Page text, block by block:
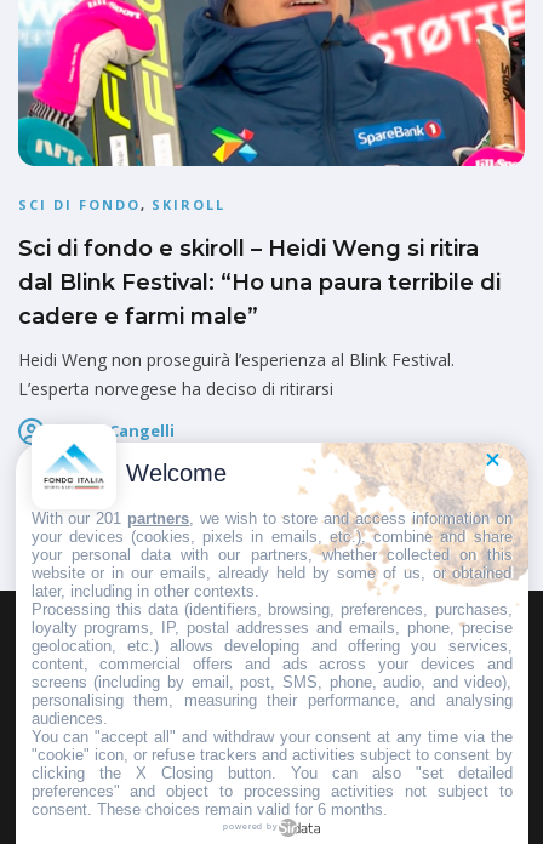
SCI DI FONDO, SKIROLL
Sci di fondo e skiroll – Heidi Weng si ritira
dal Blink Festival: “Ho una paura terribile di
cadere e farmi male”
Heidi Weng non proseguirà l’esperienza al Blink Festival.
L’esperta norvegese ha deciso di ritirarsi
Marco Cangelli
Pubblicato il
HOMEPAGEREDAZIONEINVIA UN COMUNICATO STAMPA
PUBBLICITÀSCRIVI AL DIRETTORE
Copyright © 2016 - 2025 ASD Fondo Italia - Partita Iva: IT 03855110049
Welcome
With our 201 partners , we wish to store and access information on
your devices (cookies, pixels in emails, etc.), combine and share
your personal data with our partners, whether collected on this
website or in our emails, already held by some of us, or obtained
later, including in other contexts.
Processing this data (identifiers, browsing, preferences, purchases,
loyalty programs, IP, postal addresses and emails, phone, precise
geolocation, etc.) allows developing and offering you services,
content, commercial offers and ads across your devices and
screens (including by email, post, SMS, phone, audio, and video),
personalising them, measuring their performance, and analysing
audiences.
You can "accept all" and withdraw your consent at any time via the
"cookie" icon, or refuse trackers and activities subject to consent by
clicking the X Closing button. You can also "set detailed
preferences" and object to processing activities not subject to
consent. These choices remain valid for 6 months.
powered by